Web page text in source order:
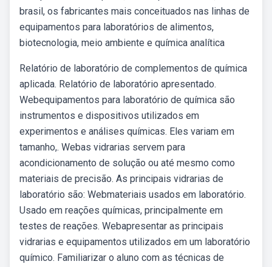
brasil, os fabricantes mais conceituados nas linhas de
equipamentos para laboratórios de alimentos,
biotecnologia, meio ambiente e química analítica
Relatório de laboratório de complementos de química
aplicada. Relatório de laboratório apresentado.
Webequipamentos para laboratório de química são
instrumentos e dispositivos utilizados em
experimentos e análises químicas. Eles variam em
tamanho,. Webas vidrarias servem para
acondicionamento de solução ou até mesmo como
materiais de precisão. As principais vidrarias de
laboratório são: Webmateriais usados em laboratório.
Usado em reações químicas, principalmente em
testes de reações. Webapresentar as principais
vidrarias e equipamentos utilizados em um laboratório
químico. Familiarizar o aluno com as técnicas de